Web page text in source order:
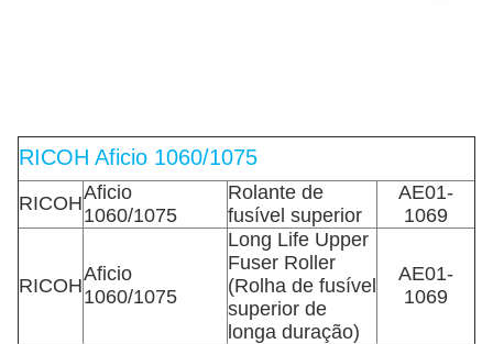
RICOH Aficio 1060/1075
RICOHAficio
1060/1075
Rolante de
fusível superior
AE01-
1069
RICOH
Aficio
1060/1075
Long Life Upper
Fuser Roller
(Rolha de fusível
superior de
longa duração)
AE01-
1069